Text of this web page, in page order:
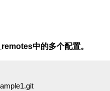
中的多个配置。